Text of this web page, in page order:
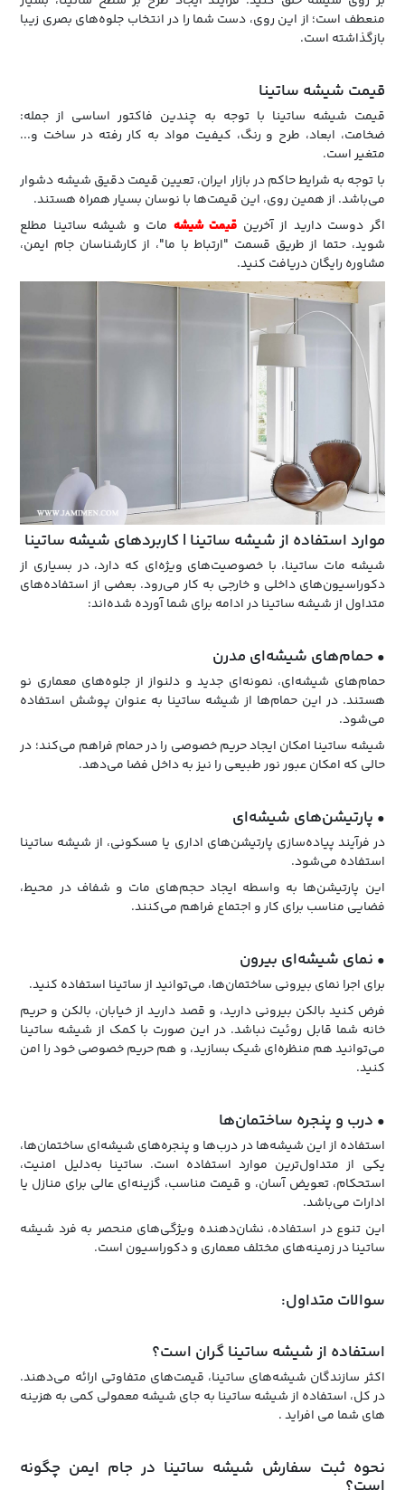
منعطف است؛ از این روی، دست شما را در انتخاب جلوه‌های بصری زیبا
بازگذاشته است.
قیمت شیشه ساتینا
قیمت شیشه ساتینا با توجه به چندین فاکتور اساسی از جمله:
ضخامت، ابعاد، طرح و رنگ، کیفیت مواد به کار رفته در ساخت و...
متغیر است.
با توجه به شرایط حاکم در بازار ایران، تعیین قیمت دقیق شیشه دشوار
می‌باشد. از همین روی، این قیمت‌ها با نوسان بسیار همراه هستند.
اگر دوست دارید از آخرین قیمت شیشه مات و شیشه ساتینا مطلع
شوید، حتما از طریق قسمت "ارتباط با ما"، از کارشناسان جام ایمن،
مشاوره رایگان دریافت کنید.
موارد استفاده از شیشه ساتینا | کاربرد‌های شیشه ساتینا
شیشه مات ساتینا، با خصوصیت‌های ویژه‌ای که دارد، در بسیاری از
دکوراسیون‌های داخلی و خارجی به کار می‌رود. بعضی از استفاده‌های
متداول از شیشه ساتینا در ادامه برای شما آورده شده‌اند:
• حمام‌های شیشه‌ای مدرن
حمام‌های شیشه‌ای، نمونه‌ای جدید و دلنواز از جلوه‌های معماری نو
هستند. در این حمام‌ها از شیشه ساتینا به عنوان پوشش استفاده
می‌شود.
شیشه ساتینا امکان ایجاد حریم خصوصی را در حمام فراهم می‌کند؛ در
حالی که امکان عبور نور طبیعی را نیز به داخل فضا می‌دهد.
• پارتیشن‌های شیشه‌ای
در فرآیند پیاده‌سازی پارتیشن‌های اداری یا مسکونی، از شیشه ساتینا
استفاده می‌شود.
این پارتیشن‌ها به واسطه ایجاد حجم‌های مات و شفاف در محیط،
فضایی مناسب برای کار و اجتماع فراهم می‌کنند.
• نمای شیشه‌ای بیرون
برای اجرا نمای بیرونی ساختمان‌ها، می‌توانید از ساتینا استفاده کنید.
فرض کنید بالکن بیرونی دارید، و قصد دارید از خیابان، بالکن و حریم
خانه شما قابل روئیت نباشد. در این صورت با کمک از شیشه ساتینا
می‌توانید هم منظره‌ای شیک بسازید، و هم حریم خصوصی خود را امن
کنید.
• درب و پنجره ساختمان‌ها
استفاده از این شیشه‌ها در درب‌ها و پنجره‌های شیشه‌ای ساختمان‌ها،
یکی از متداول‌ترین موارد استفاده است. ساتینا به‌دلیل امنیت،
استحکام، تعویض آسان، و قیمت مناسب، گزینه‌ای عالی برای منازل یا
ادارات می‌باشد.
این تنوع در استفاده، نشان‌دهنده ویژگی‌های منحصر به فرد شیشه
ساتینا در زمینه‌های مختلف معماری و دکوراسیون است.
سوالات متداول:
استفاده از شیشه ساتینا گران است؟
اکثر سازندگان شیشه‌های ساتینا، قیمت‌های متفاوتی ارائه می‌دهند.
در کل، استفاده از شیشه ساتینا به جای شیشه معمولی کمی به هزینه
های شما می افراید .
نحوه ثبت سفارش شیشه ساتینا در جام ایمن چگونه
است؟